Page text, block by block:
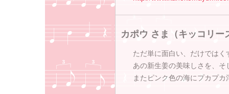
カポウ さま（キッコリー
ただ単に面白い、だけでは
あの新生姜の美味しさを、
またピンク色の海にプカプ